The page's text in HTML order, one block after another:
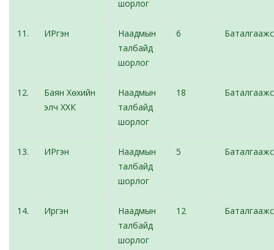
шорлог
11. ИРгэн
Наадмын
талбайд
шорлог
6
12.
Баян Хөхийн
элч ХХК
Наадмын
талбайд
шорлог
18
13. ИРгэн
Наадмын
талбайд
шорлог
5
14. Иргэн
Наадмын
талбайд
шорлог
12